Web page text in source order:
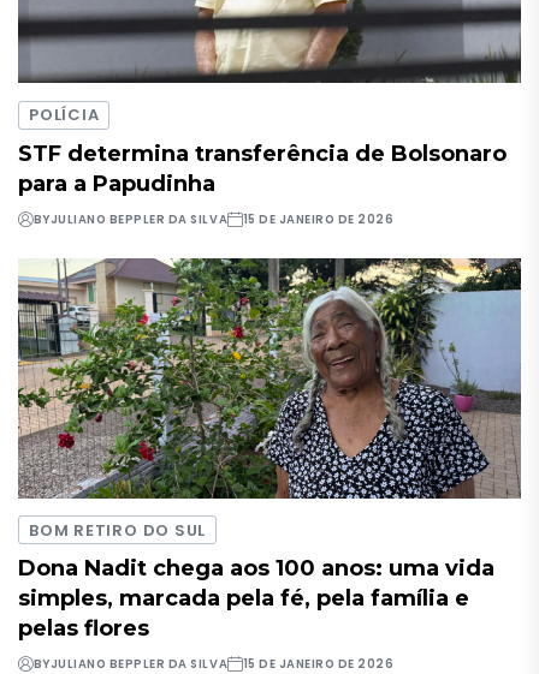
POLÍCIA
STF determina transferência de Bolsonaro
para a Papudinha
BYJULIANO BEPPLER DA SILVA 15 DE JANEIRO DE 2026
BOM RETIRO DO SUL
Dona Nadit chega aos 100 anos: uma vida
simples, marcada pela fé, pela família e
pelas flores
BYJULIANO BEPPLER DA SILVA 15 DE JANEIRO DE 2026